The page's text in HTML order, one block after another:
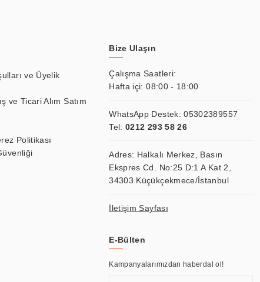
ve Üyelik
ve Ticari Alım Satım
Politikası
Bize Ulaşın
Çalışma Saatleri:
Hafta içi: 08:00 - 18:00
WhatsApp Destek:05302389557
Tel: 0212 293 58 26
Adres: Halkalı Merkez, Basın
Ekspres Cd. No:25 D:1 A Kat 2,
34303 Küçükçekmece/İstanbul
İletişim Sayfası
E-Bülten
Kampanyalarımızdan haberdal ol!